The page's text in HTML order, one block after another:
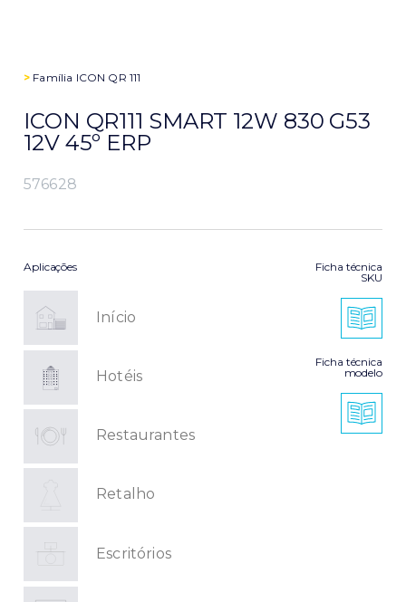
> Família ICON QR 111
ICON QR111 SMART 12W 830 G53
12V 45º ERP
576628
Aplicações
Início
Hotéis
Restaurantes
Retalho
Escritórios
Ficha técnica
SKU
Ficha técnica
modelo